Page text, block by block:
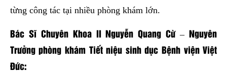
từng công tác tại nhiều phòng khám lớn.
Bác Sĩ Chuyên Khoa II Nguyễn Quang Cừ – Nguyên
Trưởng phòng khám Tiết niệu sinh dục Bệnh viện Việt
Đức: